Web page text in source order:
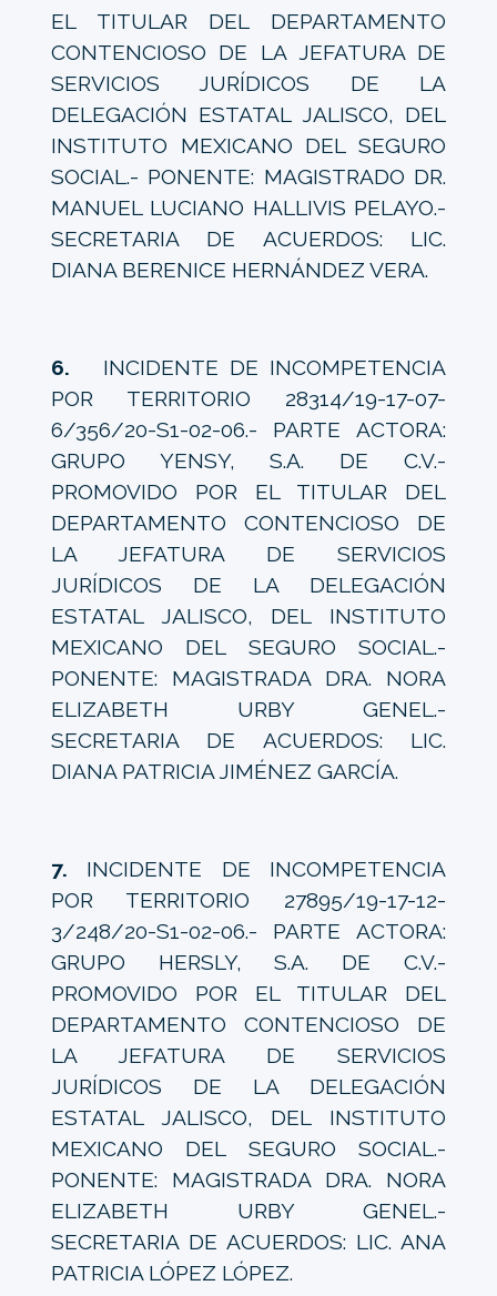
EL TITULAR DEL DEPARTAMENTO
CONTENCIOSO DE LA JEFATURA DE
SERVICIOS JURÍDICOS DE LA
DELEGACIÓN ESTATAL JALISCO, DEL
INSTITUTO MEXICANO DEL SEGURO
SOCIAL.- PONENTE: MAGISTRADO DR.
MANUEL LUCIANO HALLIVIS PELAYO.-
SECRETARIA DE ACUERDOS: LIC.
DIANA BERENICE HERNÁNDEZ VERA.
6.
INCIDENTE DE INCOMPETENCIA
POR TERRITORIO 28314/19-17-07-
6/356/20-S1-02-06.- PARTE ACTORA:
GRUPO YENSY, S.A. DE C.V.-
PROMOVIDO POR EL TITULAR DEL
DEPARTAMENTO CONTENCIOSO DE
LA JEFATURA DE SERVICIOS
JURÍDICOS DE LA DELEGACIÓN
ESTATAL JALISCO, DEL INSTITUTO
MEXICANO DEL SEGURO SOCIAL.-
PONENTE: MAGISTRADA DRA. NORA
ELIZABETH URBY GENEL.-
SECRETARIA DE ACUERDOS: LIC.
DIANA PATRICIA JIMÉNEZ GARCÍA.
7. INCIDENTE DE INCOMPETENCIA
POR TERRITORIO 27895/19-17-12-
3/248/20-S1-02-06.- PARTE ACTORA:
GRUPO HERSLY, S.A. DE C.V.-
PROMOVIDO POR EL TITULAR DEL
DEPARTAMENTO CONTENCIOSO DE
LA JEFATURA DE SERVICIOS
JURÍDICOS DE LA DELEGACIÓN
ESTATAL JALISCO, DEL INSTITUTO
MEXICANO DEL SEGURO SOCIAL.-
PONENTE: MAGISTRADA DRA. NORA
ELIZABETH URBY GENEL.-
SECRETARIA DE ACUERDOS: LIC. ANA
PATRICIA LÓPEZ LÓPEZ.